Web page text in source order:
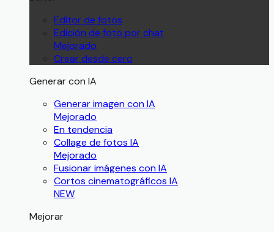
Editor de fotos
Edición de foto por chat
Mejorado
Crear desde cero
Generar con IA
Generar imagen con IA
Mejorado
En tendencia
Collage de fotos IA
Mejorado
Fusionar imágenes con IA
Cortos cinematográficos IA
NEW
Mejorar